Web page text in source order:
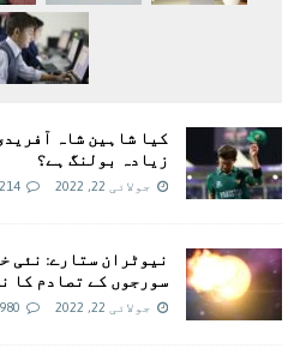
کیا شاہین شاہ
زیادہ بولنگ ہے؟
جولائی 22, 2022
نیوٹران ستارے: نئی
سورجوں کے تصادم کا
جولائی 22, 2022